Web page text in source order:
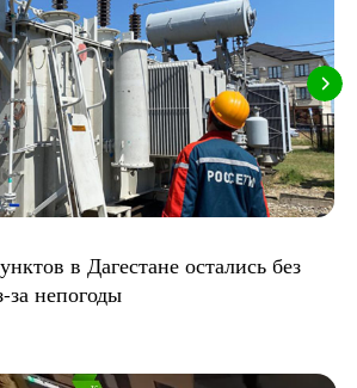
в Дагестане остались без
за непогоды